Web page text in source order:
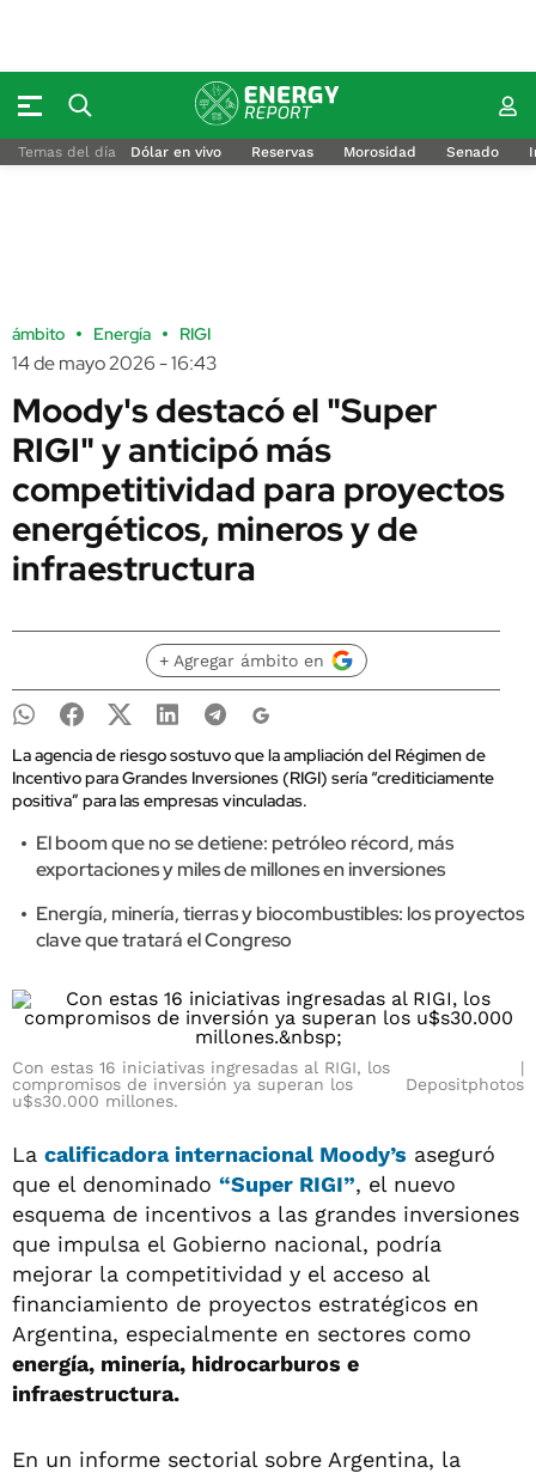
Temas del día Dólar en vivo Reservas Morosidad Senado
ámbito Energía RIGI
14 de mayo 2026 - 16:43
Moody's destacó el "Super
RIGI" y anticipó más
competitividad para proyectos
energéticos, mineros y de
infraestructura
+ Agregar ámbito en
La agencia de riesgo sostuvo que la ampliación del Régimen de
Incentivo para Grandes Inversiones (RIGI) sería “crediticiamente
positiva” para las empresas vinculadas.
El boom que no se detiene: petróleo récord, más
exportaciones y miles de millones en inversiones
Energía, minería, tierras y biocombustibles: los proyectos
clave que tratará el Congreso
Con estas 16 iniciativas ingresadas al RIGI, los
compromisos de inversión ya superan los
u$s30.000 millones.
Depositphotos
La calificadora internacional Moody’s aseguró
que el denominado “Super RIGI”, el nuevo
esquema de incentivos a las grandes inversiones
que impulsa el Gobierno nacional, podría
mejorar la competitividad y el acceso al
financiamiento de proyectos estratégicos en
Argentina, especialmente en sectores como
energía, minería, hidrocarburos e
infraestructura.
En un informe sectorial sobre Argentina, la